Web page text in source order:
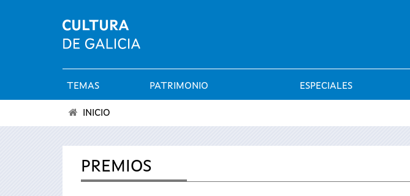
Menú
principal
TEMAS PATRIMONIO ESPECIALES
encuentra
INICIO
PREMIOS